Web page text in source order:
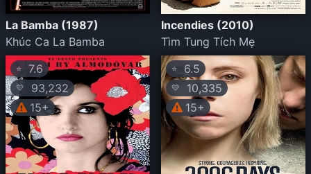
La Bamba (1987)
Khúc Ca La Bamba
Incendies (2010)
Tìm Tung Tích Mẹ
⭐7.6
💛
93,232
15+
⭐ 6.5
💛
10,335
15+